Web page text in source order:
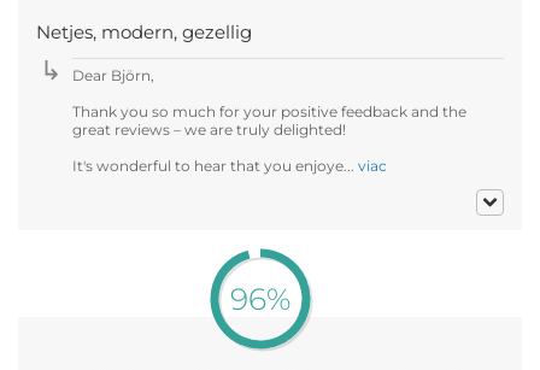
Netjes, modern, gezellig
Dear Björn,
Thank you so much for your positive feedback and the
great reviews – we are truly delighted!
It's wonderful to hear that you enjoye... viac
96%